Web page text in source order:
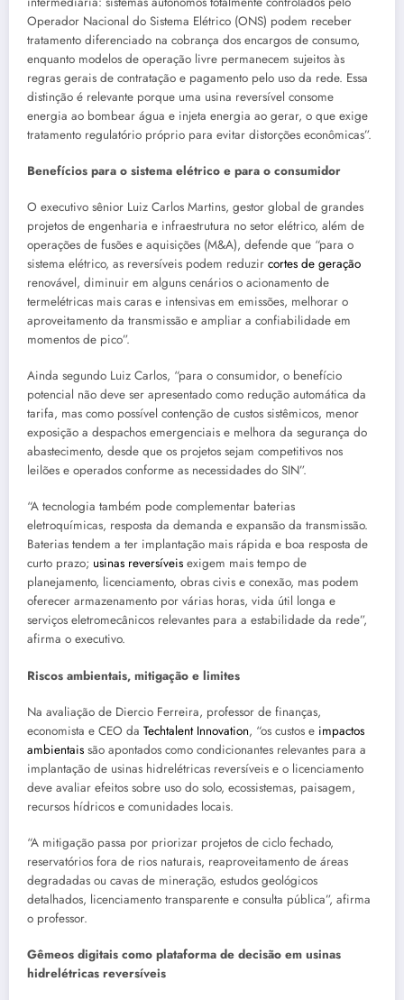
Operador Nacional do Sistema Elétrico (ONS) podem receber
tratamento diferenciado na cobrança dos encargos de consumo,
enquanto modelos de operação livre permanecem sujeitos às
regras gerais de contratação e pagamento pelo uso da rede. Essa
distinção é relevante porque uma usina reversível consome
energia ao bombear água e injeta energia ao gerar, o que exige
tratamento regulatório próprio para evitar distorções econômicas”.
Benefícios para o sistema elétrico e para o consumidor
O executivo sênior Luiz Carlos Martins, gestor global de grandes
projetos de engenharia e infraestrutura no setor elétrico, além de
operações de fusões e aquisições (M&A), defende que “para o
sistema elétrico, as reversíveis podem reduzir cortes de geração
renovável, diminuir em alguns cenários o acionamento de
termelétricas mais caras e intensivas em emissões, melhorar o
aproveitamento da transmissão e ampliar a confiabilidade em
momentos de pico”.
Ainda segundo Luiz Carlos, “para o consumidor, o benefício
potencial não deve ser apresentado como redução automática da
tarifa, mas como possível contenção de custos sistêmicos, menor
exposição a despachos emergenciais e melhora da segurança do
abastecimento, desde que os projetos sejam competitivos nos
leilões e operados conforme as necessidades do SIN”.
“A tecnologia também pode complementar baterias
eletroquímicas, resposta da demanda e expansão da transmissão.
Baterias tendem a ter implantação mais rápida e boa resposta de
curto prazo; usinas reversíveis exigem mais tempo de
planejamento, licenciamento, obras civis e conexão, mas podem
oferecer armazenamento por várias horas, vida útil longa e
serviços eletromecânicos relevantes para a estabilidade da rede”,
afirma o executivo.
Riscos ambientais, mitigação e limites
Na avaliação de Diercio Ferreira, professor de finanças,
economista e CEO da Techtalent Innovation, “os custos e impactos
ambientais são apontados como condicionantes relevantes para a
implantação de usinas hidrelétricas reversíveis e o licenciamento
deve avaliar efeitos sobre uso do solo, ecossistemas, paisagem,
recursos hídricos e comunidades locais.
“A mitigação passa por priorizar projetos de ciclo fechado,
reservatórios fora de rios naturais, reaproveitamento de áreas
degradadas ou cavas de mineração, estudos geológicos
detalhados, licenciamento transparente e consulta pública”, afirma
o professor.
Gêmeos digitais como plataforma de decisão em usinas
hidrelétricas reversíveis